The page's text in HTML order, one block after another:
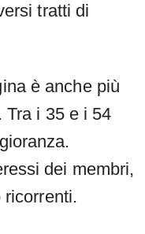
tratti di
è anche più
Tra i 35 e i 54
dei membri,
ricorrenti.